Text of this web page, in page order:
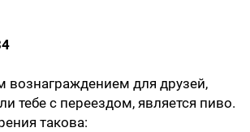
вознаграждением для друзей,
тебе с переездом, является пиво.
такова: